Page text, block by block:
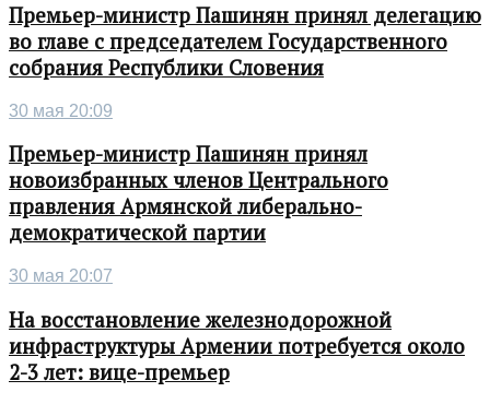
Премьер-министр Пашинян принял делегацию
во главе с председателем Государственного
собрания Республики Словения
30 мая 20:09
Премьер-министр Пашинян принял
новоизбранных членов Центрального
правления Армянской либерально-
демократической партии
30 мая 20:07
На восстановление железнодорожной
инфраструктуры Армении потребуется около
2-3 лет: вице-премьер